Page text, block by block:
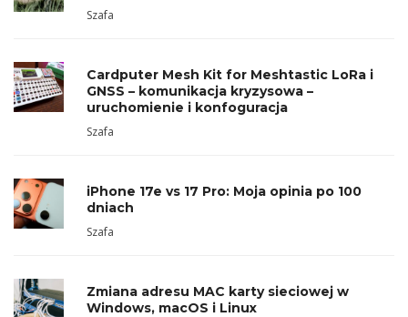
Szafa
Cardputer Mesh Kit for Meshtastic LoRa i
GNSS – komunikacja kryzysowa –
uruchomienie i konfoguracja
Szafa
iPhone 17e vs 17 Pro: Moja opinia po 100
dniach
Szafa
Zmiana adresu MAC karty sieciowej w
Windows, macOS i Linux